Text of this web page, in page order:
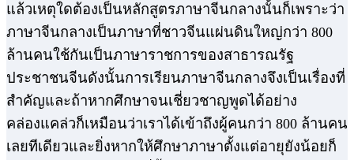
แล้วเหตุใดต้องเป็นหลักสูตรภาษาจีนกลางนั้นก็เพราะว่า
ภาษาจีนกลางเป็นภาษาที่ชาวจีนแผ่นดินใหญ่กว่า 800
ล้านคนใช้กันเป็นภาษาราชการของสาธารณรัฐ
ประชาชนจีนดังนั้นการเรียนภาษาจีนกลางจึงเป็นเรื่องที่
สำคัญและถ้าหากศึกษาจนเชี่ยวชาญพูดได้อย่าง
คล่องแคล่วก็เหมือนว่าเราได้เข้าถึงผู้คนกว่า 800 ล้านคน
เลยทีเดียวและยิ่งหากให้ศึกษาภาษาตั้งแต่อายุยังน้อยก็